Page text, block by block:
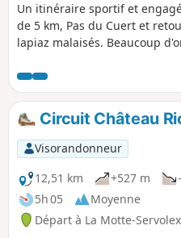
Un itinéraire sportif et
de 5 km, Pas du Cuert et
lapiaz malaisés. Beaucoup
la durée et la descente du
Circuit Château
Visorandonneur
12,51 km
+527 m
5h 05
Moyenne
Départ à La Motte-